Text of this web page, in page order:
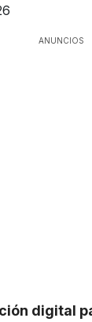
ANUNCIOS
digital